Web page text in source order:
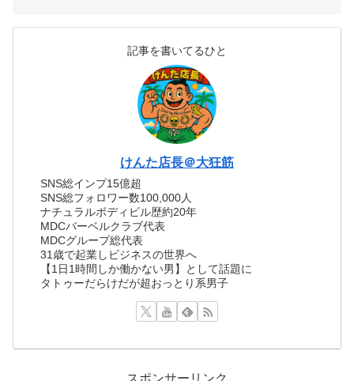
記事を書いてるひと
けんた店長＠大狂筋
SNS総インプ15億超
SNS総フォロワー数100,000人
ナチュラルボディビル歴約20年
MDCバーベルクラブ代表
MDCグループ総代表
31歳で起業しビジネスの世界へ
【1日1時間しか働かない男】として話題に
タトゥーだらけだが超おっとり系男子
スポンサーリンク